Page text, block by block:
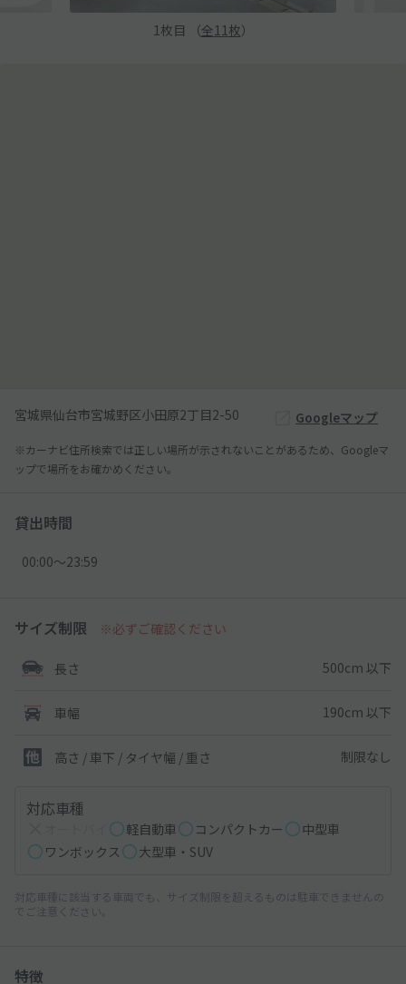
1 枚目 （全11 枚）
宮城県仙台市宮城野区小田原2丁目2-50 Googleマップ
※カーナビ住所検索では正しい場所が示されないことがあるため、Googleマ
ップで場所をお確かめください。
貸出時間
00:00〜23:59
サイズ制限 ※必ずご確認ください
長さ 500cm 以下
車幅 190cm 以下
高さ / 車下 / タイヤ幅 / 重さ 制限なし
対応車種
軽自動車 コンパクトカー
中型車
ワンボックス
大型車・SUV
対応車種に該当する車両でも、サイズ制限を超えるものは駐車できませんの
でご注意ください。
特徴